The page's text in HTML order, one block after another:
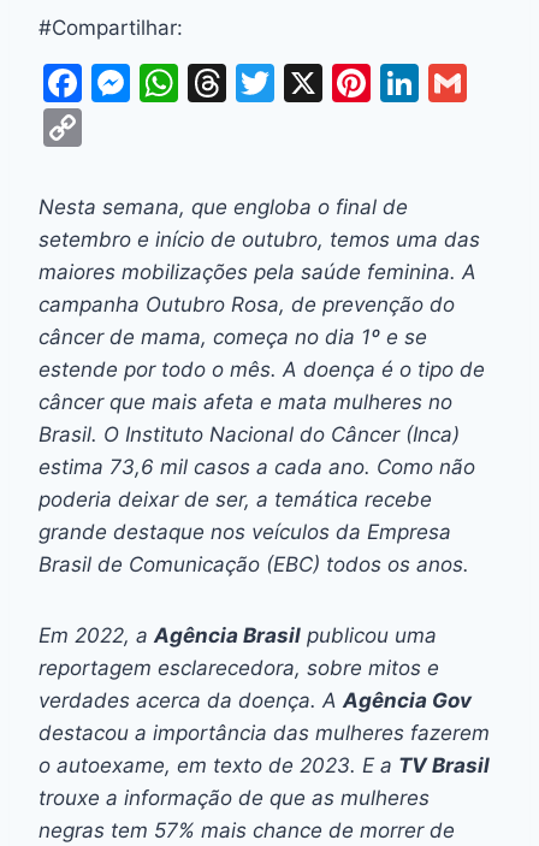
#Compartilhar:
F
e
b
o
o
k
M
s
e
n
g
er
W
s
A
p
p
T
a
d
s
T
er
X
Pi
e
st
Li
dI
n
p
y
Li
n
k
Nesta semana, que engloba o final de
setembro e início de outubro, temos uma das
maiores mobilizações pela saúde feminina. A
campanha Outubro Rosa, de prevenção do
câncer de mama, começa no dia 1º e se
estende por todo o mês. A doença é o tipo de
câncer que mais afeta e mata mulheres no
Brasil. O Instituto Nacional do Câncer (Inca)
estima 73,6 mil casos a cada ano. Como não
poderia deixar de ser, a temática recebe
grande destaque nos veículos da Empresa
Brasil de Comunicação (EBC) todos os anos.
Em 2022, a Agência Brasil publicou uma
reportagem esclarecedora, sobre mitos e
verdades acerca da doença. A Agência Gov
destacou a importância das mulheres fazerem
o autoexame, em texto de 2023. E a TV Brasil
trouxe a informação de que as mulheres
negras tem 57% mais chance de morrer de